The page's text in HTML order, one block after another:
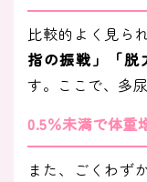
比較的よく見ら
指の振戦」「脱
す。ここで、多
0.5％未満で体重
また、ごくわず